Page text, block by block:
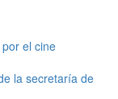
el cine
la secretaría de